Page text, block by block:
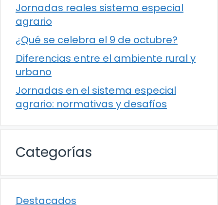
Jornadas reales sistema especial
agrario
¿Qué se celebra el 9 de octubre?
Diferencias entre el ambiente rural y
urbano
Jornadas en el sistema especial
agrario: normativas y desafíos
Categorías
Destacados